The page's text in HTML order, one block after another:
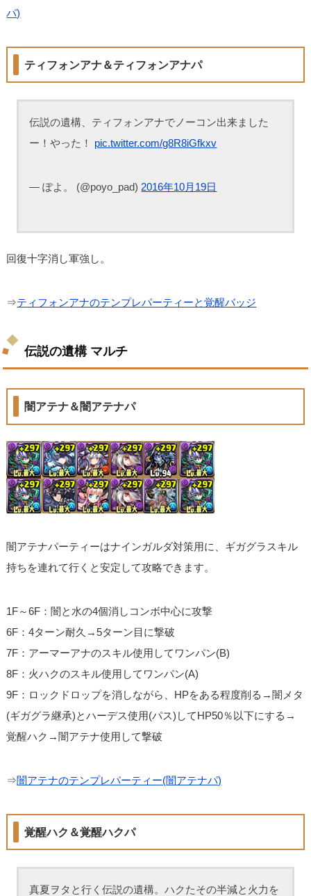
パ)
ティフォンアナ＆ティフォンアナパ
伝説の遺構、ティフォンアナでノーコン出来ました
ー！やった！ pic.twitter.com/g8R8iGfkxv
— ぽよ。 (@poyo_pad) 2016年10月19日
回復十字消し軍強し。
⇒ティフォンアナのテンプレパーティーと覚醒バッジ
伝説の遺構 マルチ
闇アテナ＆闇アテナパ
闇アテナパーティーはナインガルダ対策用に、ギガグラスキル
持ちを連れて行くと安定して攻略できます。
1F～6F：闇と水の4個消しコンボ中心に攻撃
6F：4ターン耐久→5ターン目に撃破
7F：アーマーアナのスキル使用してワンパン(B)
8F：火ハクのスキル使用してワンパン(A)
9F：ロックドロップを消しながら、HPをある程度削る→闇メタ
(ギガグラ継承)とハーデス使用(パス)してHP50％以下にする→
覚醒ハク→闇アテナ使用して撃破
⇒闇アテナのテンプレパーティー(闇アテナパ)
覚醒ハク＆覚醒ハクパ
真夏ヲタと行く伝説の遺構。ハクたその半減と火力を